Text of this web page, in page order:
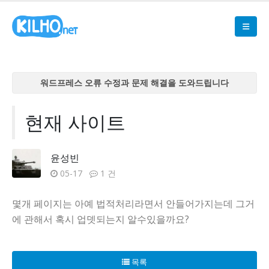
워드프레스 오류 수정과 문제 해결을 도와드립니다
워드프레스 오류 수정과 문제 해결을 도와드립니다
워드프레스 오류 수정과 문제 해결을 도와드립니다
현재 사이트
윤성빈
05-17 1 건
몇개 페이지는 아예 법적처리라면서 안들어가지는데 그거
에 관해서 혹시 업뎃되는지 알수있을까요?
목록